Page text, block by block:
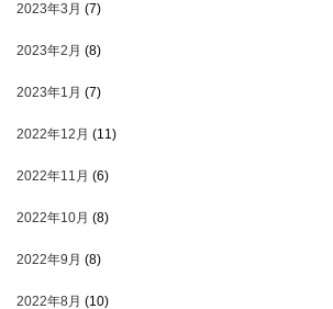
2023年3月 (7)
2023年2月 (8)
2023年1月 (7)
2022年12月 (11)
2022年11月 (6)
2022年10月 (8)
2022年9月 (8)
2022年8月 (10)